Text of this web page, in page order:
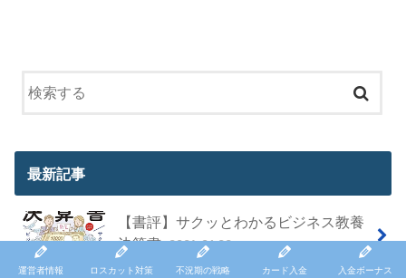
最新記事
【書評】サクッとわかるビジネス教養
決算書 2026.01.22
運営者情報 ロスカット対策 不況期の戦略 カード入金 入金ボーナス